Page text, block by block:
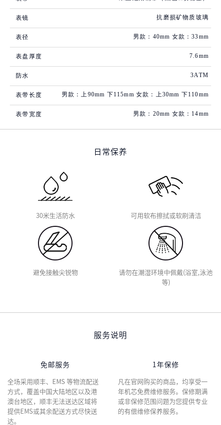
表镜 抗磨损矿物质玻璃
表径 男款：40mm 女款：33mm
表盘厚度 7.6mm
防水 3ATM
表带长度 男款：上90mm 下115mm 女款：上30mm 下110mm
表带宽度 男款：20mm 女款：14mm
日常保养
30米生活防水 可用软布擦拭或软刷清洁
避免接触尖锐物
请勿在潮湿环境中佩戴(浴室,泳池
等)
服务说明
免邮服务
全场采用顺丰、EMS 等物流配送
方式，覆盖中国大陆地区以及港
澳台地区，顺丰无法送达区域将
提供EMS或其余配送方式尽快送
达。
1年保修
凡在官网购买的商品，均享受一
年机芯免费维修服务。保修期满
或非保修范围问题为您提供专业
的有偿维修保养服务。